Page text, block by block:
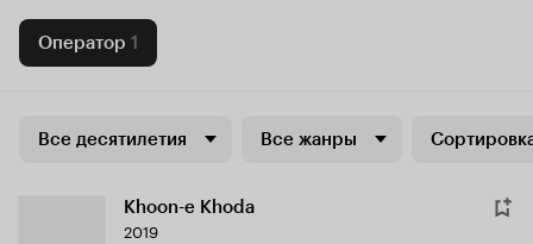
Оператор 1
Все десятилетия Все жанры
Khoon-e Khoda
2019